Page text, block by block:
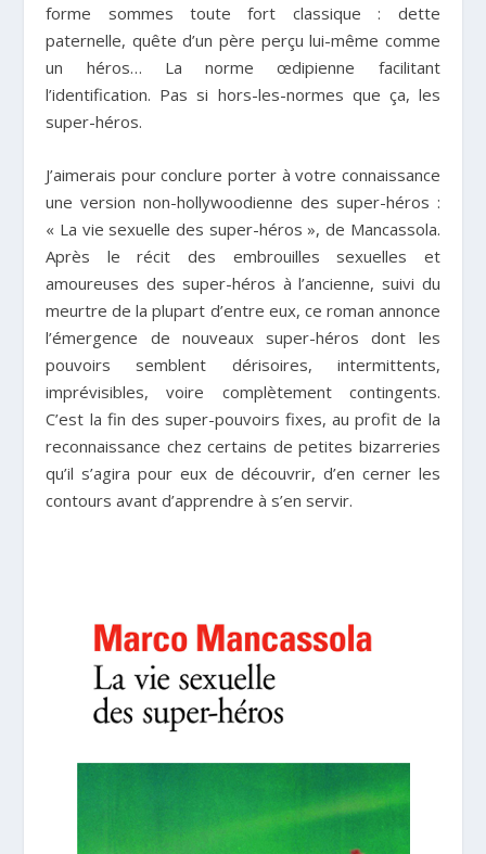
forme sommes toute fort classique : dette
paternelle, quête d’un père perçu lui-même comme
un héros… La norme œdipienne facilitant
l’identification. Pas si hors-les-normes que ça, les
super-héros.
J’aimerais pour conclure porter à votre connaissance
une version non-hollywoodienne des super-héros :
« La vie sexuelle des super-héros », de Mancassola.
Après le récit des embrouilles sexuelles et
amoureuses des super-héros à l’ancienne, suivi du
meurtre de la plupart d’entre eux, ce roman annonce
l’émergence de nouveaux super-héros dont les
pouvoirs semblent dérisoires, intermittents,
imprévisibles, voire complètement contingents.
C’est la fin des super-pouvoirs fixes, au profit de la
reconnaissance chez certains de petites bizarreries
qu’il s’agira pour eux de découvrir, d’en cerner les
contours avant d’apprendre à s’en servir.